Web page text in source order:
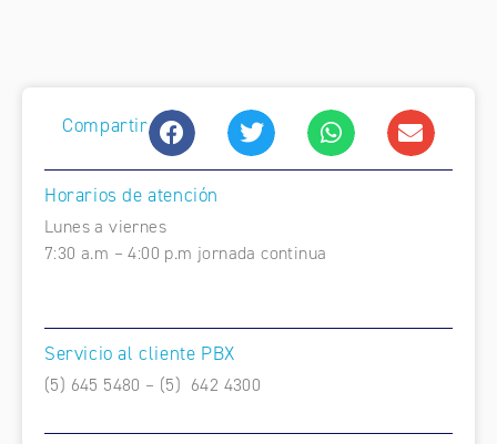
Compartir
Horarios de atención
Lunes a viernes
7:30 a.m – 4:00 p.m jornada continua
Servicio al cliente PBX
(5) 645 5480 – (5) 642 4300